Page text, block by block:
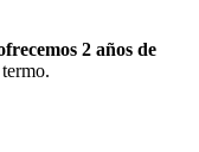
2 años de